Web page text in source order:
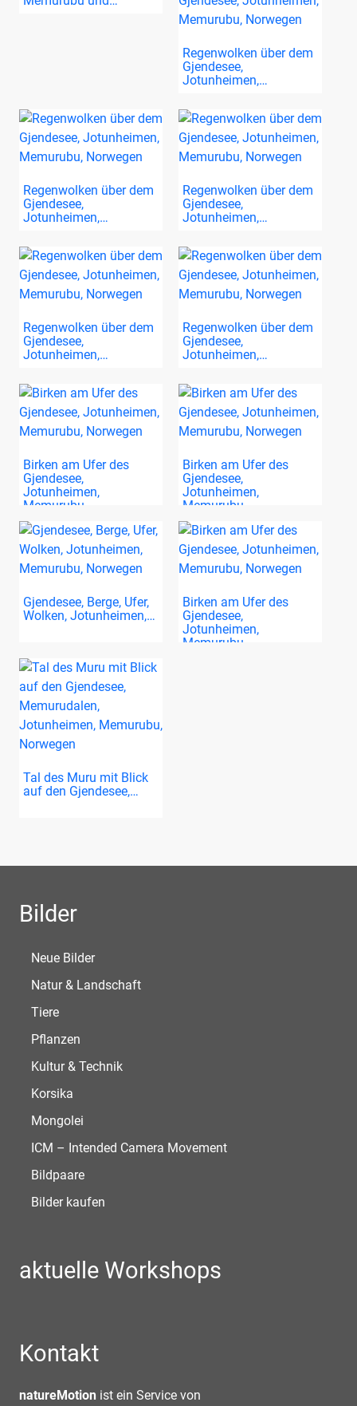
Regenwolken über dem
Gjendesee,
Jotunheimen,…
Regenwolken über dem
Gjendesee,
Jotunheimen,…
Regenwolken über dem
Gjendesee,
Jotunheimen,…
Regenwolken über dem
Gjendesee,
Jotunheimen,…
Regenwolken über dem
Gjendesee,
Jotunheimen,…
Birken am Ufer des
Gjendesee,
Jotunheimen,
Memurubu,…
Birken am Ufer des
Gjendesee,
Jotunheimen,
Memurubu,…
Gjendesee, Berge, Ufer,
Wolken, Jotunheimen,…
Birken am Ufer des
Gjendesee,
Jotunheimen,
Memurubu,…
Tal des Muru mit Blick
auf den Gjendesee,…
Bilder
Neue Bilder
Natur & Landschaft
Tiere
Pflanzen
Kultur & Technik
Korsika
Mongolei
ICM – Intended Camera Movement
Bildpaare
Bilder kaufen
aktuelle Workshops
Kontakt
natureMotion ist ein Service von